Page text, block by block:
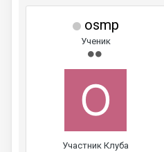
osmp
Ученик
Участник Клуба